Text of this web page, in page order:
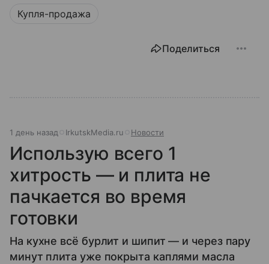
Купля-продажа
Поделиться
1 день назад IrkutskMedia.ru Новости
Использую всего 1
хитрость — и плита не
пачкается во время
готовки
На кухне всё бурлит и шипит — и через пару
минут плита уже покрыта каплями масла